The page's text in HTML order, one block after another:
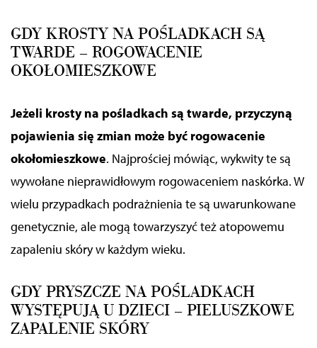
GDY KROSTY NA POŚLADKACH SĄ
TWARDE – ROGOWACENIE
OKOŁOMIESZKOWE
Jeżeli krosty na pośladkach są twarde, przyczyną
pojawienia się zmian może być rogowacenie
okołomieszkowe. Najprościej mówiąc, wykwity te są
wywołane nieprawidłowym rogowaceniem naskórka. W
wielu przypadkach podrażnienia te są uwarunkowane
genetycznie, ale mogą towarzyszyć też atopowemu
zapaleniu skóry w każdym wieku.
GDY PRYSZCZE NA POŚLADKACH
WYSTĘPUJĄ U DZIECI – PIELUSZKOWE
ZAPALENIE SKÓRY